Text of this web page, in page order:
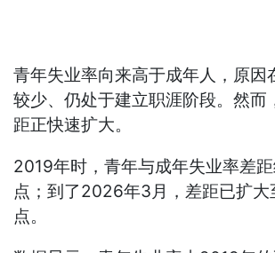
青年失业率向来高于成年人，原因
较少、仍处于建立职涯阶段。然而
距正快速扩大。
2019年时，青年与成年失业率差
点；到了2026年3月，差距已扩大
点。